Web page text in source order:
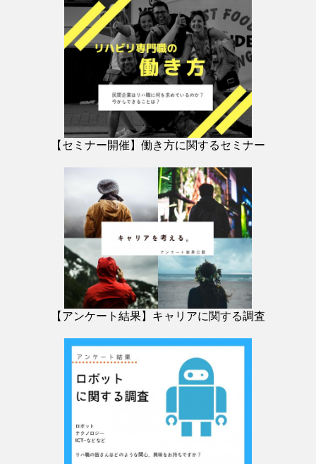
【セミナー開催】働き方に関するセミナー
【アンケート結果】キャリアに関する調査